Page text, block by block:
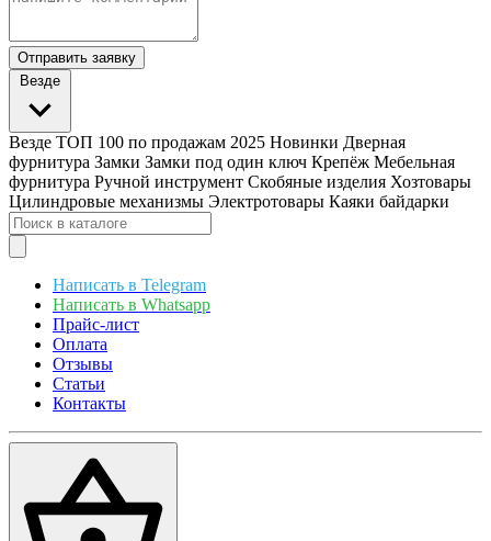
Отправить заявку
Везде
Везде ТОП 100 по продажам 2025 Новинки Дверная
фурнитура Замки Замки под один ключ Крепёж Мебельная
фурнитура Ручной инструмент Скобяные изделия Хозтовары
Цилиндровые механизмы Электротовары Каяки байдарки
Написать в Telegram
Написать в Whatsapp
Прайс-лист
Оплата
Отзывы
Статьи
Контакты